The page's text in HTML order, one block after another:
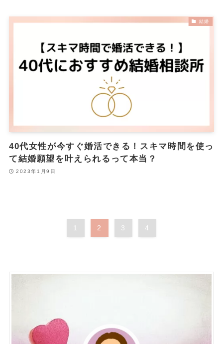
結婚
40代女性が今すぐ婚活できる！スキマ時間を使っ
て結婚願望を叶えられるって本当？
2023年1月9日
1 2 3 4